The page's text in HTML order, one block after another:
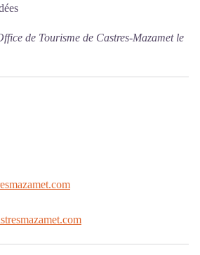
de Tourisme de Castres-Mazamet le